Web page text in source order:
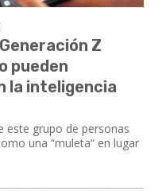
Z
pueden
la inteligencia
este grupo de personas
una “muleta“ en lugar